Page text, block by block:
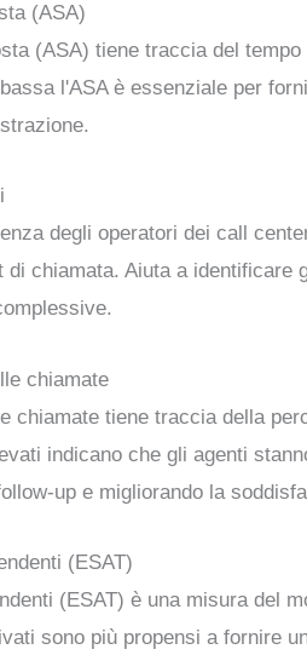
(ASA)
(ASA) tiene traccia del
l'ASA è essenziale per
degli operatori dei call
chiamata. Aiuta a identificare
chiamate
chiamate tiene traccia della
indicano che gli agenti
up e migliorando la
(ESAT)
(ESAT) è una misura del
sono più propensi a fornire